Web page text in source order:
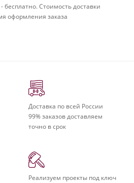
бесплатно. Стоимость доставки
оформления заказа
Доставка по всей России
99% заказов доставляем
точно в срок
Реализуем проекты под ключ